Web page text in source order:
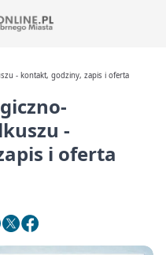
- kontakt, godziny, zapis i oferta
-
i oferta